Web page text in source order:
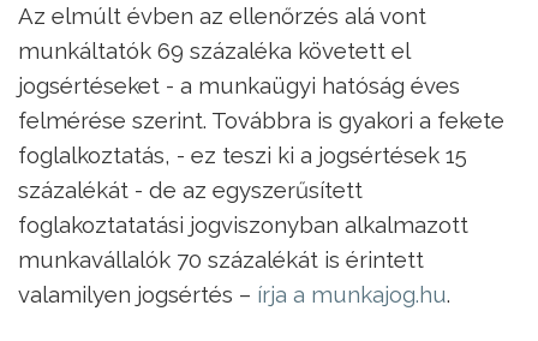
Az elmúlt évben az ellenőrzés alá vont
munkáltatók 69 százaléka követett el
jogsértéseket - a munkaügyi hatóság éves
felmérése szerint. Továbbra is gyakori a fekete
foglalkoztatás, - ez teszi ki a jogsértések 15
százalékát - de az egyszerűsített
foglakoztatatási jogviszonyban alkalmazott
munkavállalók 70 százalékát is érintett
valamilyen jogsértés – írja a munkajog.hu.